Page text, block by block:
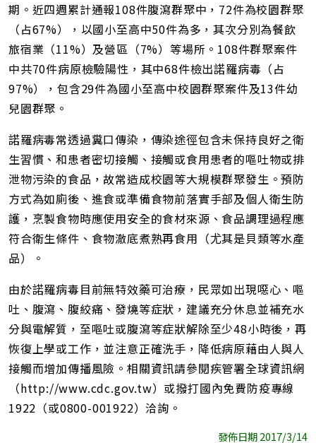
期。近四週累計通報108件腹瀉群聚中，72件為校園群聚
（占67%），以國小至高中50件為多，其次分別為餐飲
旅宿業（11%）及營區（7%）等場所。108件群聚案件
中共70件病原檢驗陽性，其中68件檢出諾羅病毒（占
97%），包含29件為國小至高中校園群聚案件及13件幼
兒園群聚。
諾羅病毒常透過糞口傳染，傳染途徑包含未保持良好之衛
生習慣、和患者密切接觸、接觸或食用患者的嘔吐物或排
泄物污染的食品，故常造成校園等大規模群聚發生。預防
方式為如廁後、進食或準備食物前落實手部及個人衛生防
護，烹製食物時應使用安全的食材來源、食品調理過程應
符合衛生條件、食物澈底煮熟再食用（尤其是貝類等水產
品）。
由於諾羅病毒目前無特效藥可治療，民眾如出現噁心、嘔
吐、腹瀉、腹絞痛、發燒等症狀，建議充分休息並補充水
分與電解質，至嘔吐或腹瀉等症狀解除至少48小時後，再
恢復上學或工作，並注意正確洗手，降低病原藉由人與人
接觸而增加傳播風險。相關資訊請參閱疾管署全球資訊網
（http://www.cdc.gov.tw）或撥打國內免費防疫專線
1922（或0800-001922）洽詢。
發佈日期 2017/3/14